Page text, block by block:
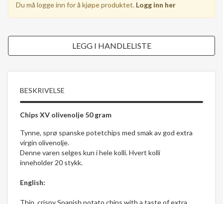
Du må logge inn for å kjøpe produktet. Logg inn her
LEGG I HANDLELISTE
BESKRIVELSE
Chips XV olivenolje 50 gram
Tynne, sprø spanske potetchips med smak av god extra
virgin olivenolje.
Denne varen selges kun i hele kolli. Hvert kolli
inneholder 20 stykk.
English: